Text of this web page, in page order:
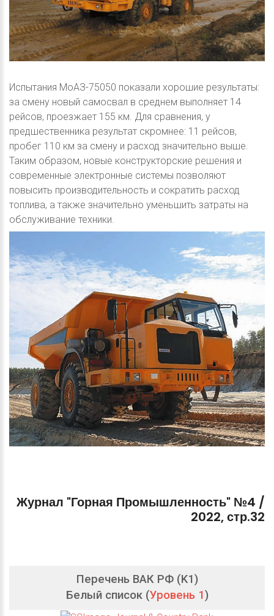
Испытания МоАЗ-75050 показали хорошие результаты:
за смену новый самосвал в среднем выполняет 14
рейсов, проезжает 155 км. Для сравнения, у
предшественника результат скромнее: 11 рейсов,
пробег 110 км за смену и расход значительно выше.
Таким образом, новые конструкторские решения и
современные электронные системы позволяют
повысить производительность и сократить расход
топлива, а также значительно уменьшить затраты на
обслуживание техники.
Журнал "Горная Промышленность" №4 /
2022,стр.32
Перечень ВАК РФ (K1)
Белый список (Уровень 1)